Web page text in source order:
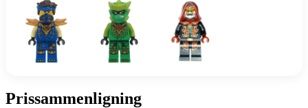
Prissammenligning